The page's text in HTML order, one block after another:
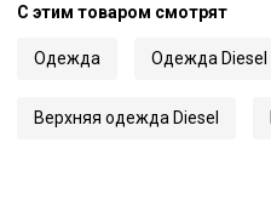
С этим товаром смотрят
Одежда Одежда Diesel
Верхняя одежда Diesel